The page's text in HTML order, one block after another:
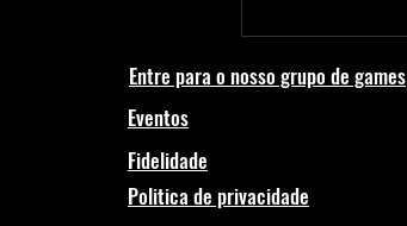
Entre para o nosso grupo de games
Eventos
Fidelidade
Politica de privacidade